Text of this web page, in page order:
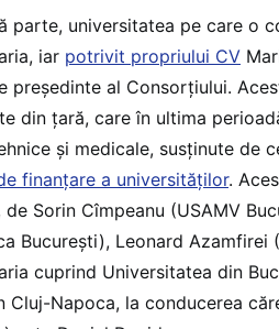
parte, universitatea pe care o
iar potrivit propriului CV
președinte al Consorțiului.
din țară, care în ultima
și medicale, susținute de
finanțare a universităților.
Sorin Cîmpeanu (USAMV
București), Leonard Azamfirei
cuprind Universitatea din
Cluj-Napoca, la conducerea